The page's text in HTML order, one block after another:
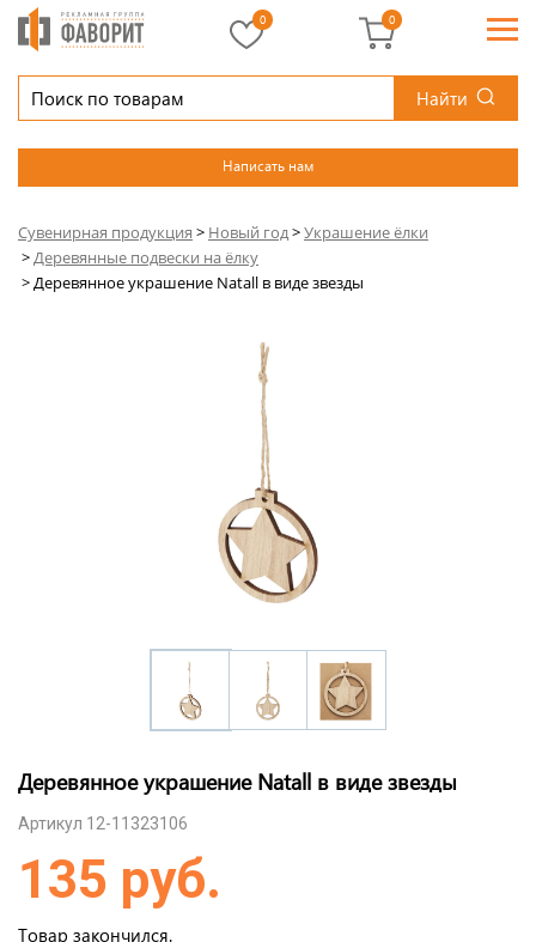
Найти
Написать нам
0 0
Сувенирная продукция > Новый год>Украшение ёлки
>Деревянные подвески на ёлку
>Деревянное украшение Natall в виде звезды
Деревянное украшение Natall в виде звезды
Артикул 12-11323106
135 руб.
Товар закончился.